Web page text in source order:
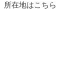
所在地はこちら